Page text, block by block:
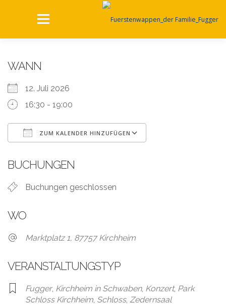
Menü
LOCATION EVENTS
NACHHALTIG WIRTSCHAFTEN
STELLENANGEBOTE
WANN
12. Juli 2026
16:30 - 19:00
ZUM KALENDER HINZUFÜGEN
BUCHUNGEN
Buchungen geschlossen
WO
Marktplatz 1, 87757 Kirchheim
VERANSTALTUNGSTYP
Fugger, Kirchheim in Schwaben, Konzert, Park
Schloss Kirchheim, Schloss, Zedernsaal